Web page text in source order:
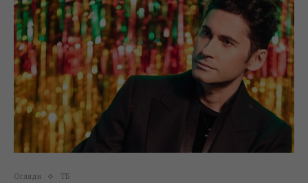
Огляди ТБ